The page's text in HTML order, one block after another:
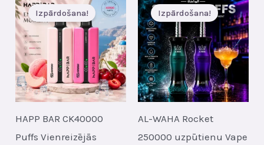
Izpārdošana!
HAPP BAR CK40000
Puffs Vienreizējās
Izpārdošana!
AL-WAHA Rocket
250000 uzpūtienu Vape